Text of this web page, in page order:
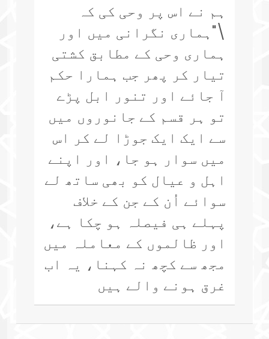
ہم نے اس پر وحی کی کہ
\"ہماری نگرانی میں اور
ہماری وحی کے مطابق کشتی
تیار کر پھر جب ہمارا حکم
آ جائے اور تنور ابل پڑے
تو ہر قسم کے جانوروں میں
سے ایک ایک جوڑا لے کر اس
میں سوار ہو جا، اور اپنے
اہل و عیال کو بھی ساتھ لے
سوائے اُن کے جن کے خلاف
پہلے ہی فیصلہ ہو چکا ہے،
اور ظالموں کے معاملہ میں
مجھ سے کچھ نہ کہنا، یہ اب
غرق ہونے والے ہیں